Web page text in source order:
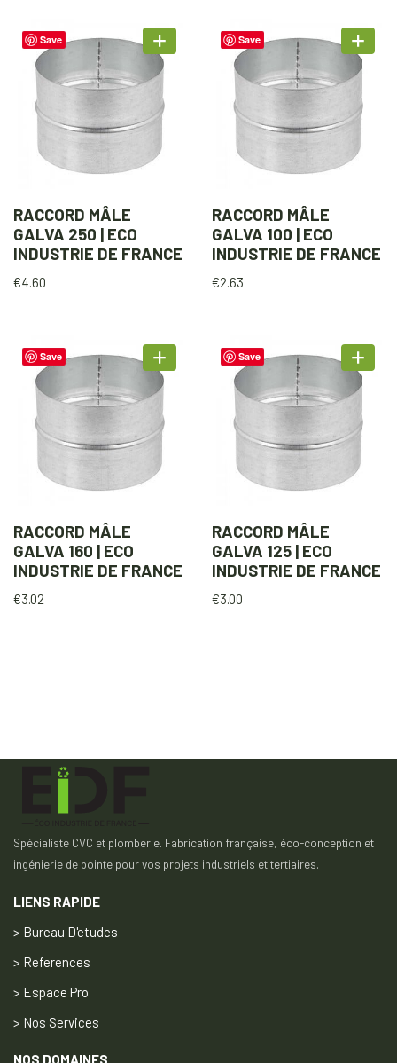
Save
RACCORD MÂLE
GALVA 250 | ECO
INDUSTRIE DE FRANCE
€4.60
Save
RACCORD MÂLE
GALVA 100 | ECO
INDUSTRIE DE FRANCE
€2.63
Save
RACCORD MÂLE
GALVA 160 | ECO
INDUSTRIE DE FRANCE
€3.02
Save
RACCORD MÂLE
GALVA 125 | ECO
INDUSTRIE DE FRANCE
€3.00
Spécialiste CVC et plomberie. Fabrication française, éco-conception et
ingénierie de pointe pour vos projets industriels et tertiaires.
LIENS RAPIDE
> Bureau D'etudes
> References
> Espace Pro
> Nos Services
NOS DOMAINES